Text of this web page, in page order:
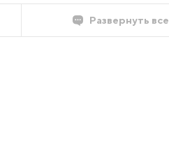
Развернуть все